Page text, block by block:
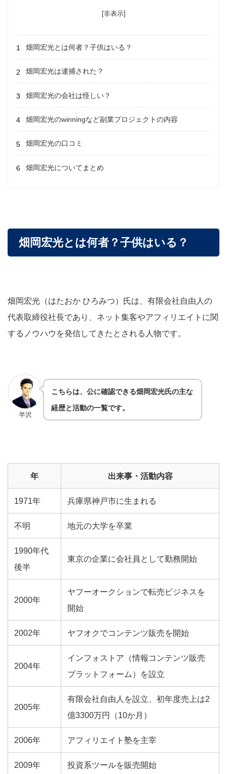
[非表示]
畑岡宏光とは何者？子供はいる？
畑岡宏光は逮捕された？
畑岡宏光の会社は怪しい？
畑岡宏光のwinningなど副業プロジェクトの内容
畑岡宏光の口コミ
畑岡宏光についてまとめ
畑岡宏光とは何者？子供はいる？
畑岡宏光（はたおか ひろみつ）氏は、有限会社自由人の
代表取締役社長であり、 ネット集客やアフィリエイトに関
するノウハウを発信してきたとされる人物です。
半沢
こちらは、公に確認できる畑岡宏光氏の主な
経歴と活動の一覧です。
年 出来事・活動内容
1971年 兵庫県神戸市に生まれる
不明 地元の大学を卒業
1990年代
後半
東京の企業に会社員として勤務開始
2000年
ヤフーオークションで転売ビジネスを
開始
2002年 ヤフオクでコンテンツ販売を開始
2004年
インフォストア（情報コンテンツ販売
プラットフォーム）を設立
2005年
有限会社自由人を設立、初年度売上は2
億3300万円（10か月）
2006年 アフィリエイト塾を主宰
2009年 投資系ツールを販売開始